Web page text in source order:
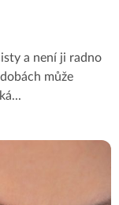
a není ji radno
může
...